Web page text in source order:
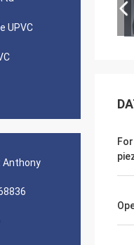
UPVC
Anthony